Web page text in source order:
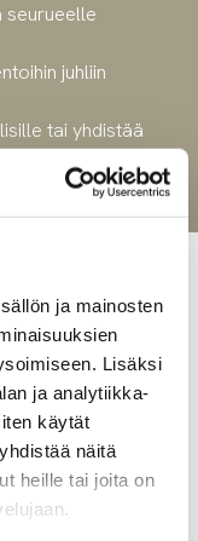
ja mainosten
Lisäksi
ja analytiikka-
käytät
näitä
heille tai joita on
seurueelle
juhliin
tai yhdistää
Tampereella
hälinästä.
rauhaa.